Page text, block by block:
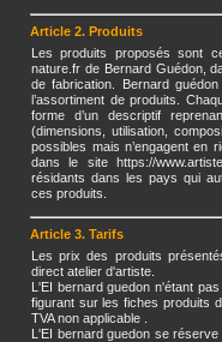
Article 2. Produits
Les produits proposés sont
nature.fr de Bernard Guédon,
de fabrication. Bernard
l’assortiment de produits.
forme d’un descriptif
(dimensions, utilisation,
possibles mais n’engagent en
dans le site https://
résidants dans les pays qui
ces produits.
Article 3. Tarifs
Les prix des produits
direct atelier d'artiste.
L'EI bernard guedon n'étant
figurant sur les fiches produits
TVA non applicable .
L'EI bernard guedon se